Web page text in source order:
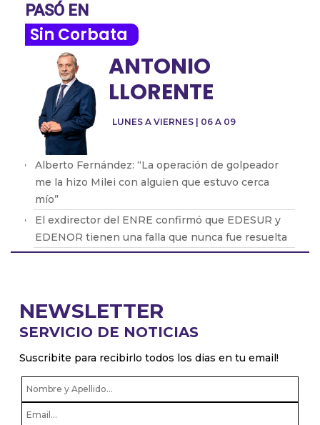
PASÓ EN
Sin Corbata
LUNES A VIERNES | 06 A 09
ANTONIO
LLORENTE
Alberto Fernández: “La operación de golpeador
me la hizo Milei con alguien que estuvo cerca
mío”
El exdirector del ENRE confirmó que EDESUR y
EDENOR tienen una falla que nunca fue resuelta
que protagonizará de Muscari
Pablo Echarri: “La cultura es un hecho peligroso
NEWSLETTER
SERVICIO DE NOTICIAS
Suscribite para recibirlo todos los dias en tu email!